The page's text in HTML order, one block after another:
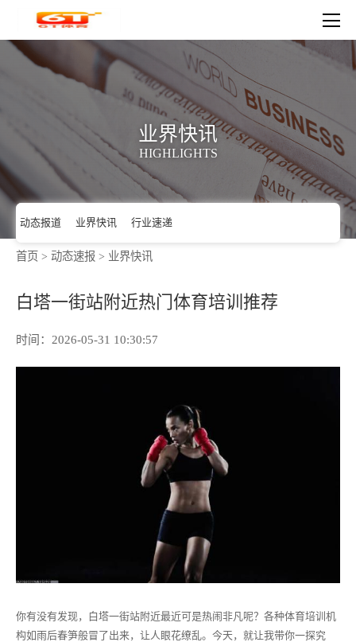
业界快讯
HIGHLIGHTS
动态报道 业界快讯 行业速递
白塔一街站附近热门体育培训推荐
时间：2026-05-31 10:30:57
你有没有发现，白塔一街站附近最近可是热闹非凡呢？各种体育培训机
构如雨后春笋般冒了出来，让人眼花缭乱。今天，就让我带你一探究